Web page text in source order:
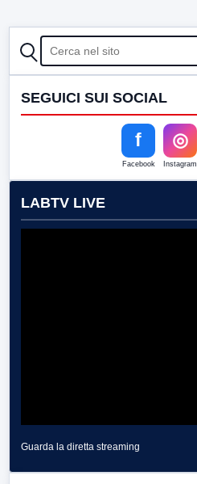
CERCA
SEGUICI SUI SOCIAL
f
Facebook
◎
Instagram
LABTV LIVE
Guarda la diretta streaming